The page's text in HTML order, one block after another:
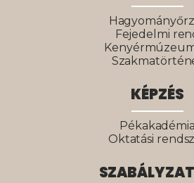
Fejedelmi
KÉPZÉS
Pékakadémia
Oktatási